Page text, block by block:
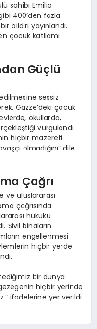
sahibi Emilio
400’den fazla
bildiri yayınlandı.
çocuk katliamı
Güçlü
sessiz
Gazze’deki çocuk
okullarda,
vurgulandı.
hiçbir mazereti
olmadığını” dile
Çağrı
ve uluslararası
çağrısında
hukuku
Sivil binaların
engellenmesi
hiçbir yerde
bir dünya
hiçbir yerinde
ifadelerine yer verildi.